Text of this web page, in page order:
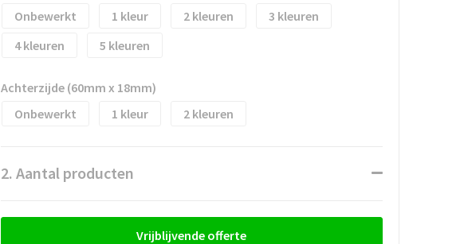
Onbewerkt
1 2
3
4
5
Achterzijde (60mm x 18mm)
Onbewerkt
1 2
2. Aantal producten
Vrijblijvende offerte